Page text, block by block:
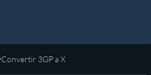
Convertir 3GP a X